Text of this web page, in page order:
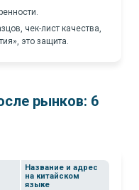
чек-лист качества,
это защита.
рынков: 6
Название и адрес
на китайском
языке